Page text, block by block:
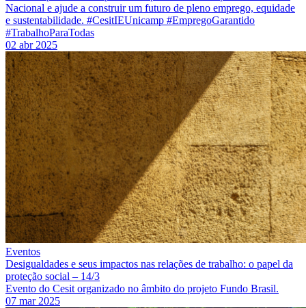
Nacional e ajude a construir um futuro de pleno emprego, equidade
e sustentabilidade. #CesitIEUnicamp #EmpregoGarantido
#TrabalhoParaTodas
02 abr 2025
Eventos
Desigualdades e seus impactos nas relações de trabalho: o papel da
proteção social – 14/3
Evento do Cesit organizado no âmbito do projeto Fundo Brasil.
07 mar 2025